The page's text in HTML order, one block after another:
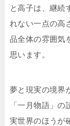
と高子は、継続
れない一点の高
品全体の雰囲気
思います。
夢と現実の境界
「一月物語」
実世界のほうが